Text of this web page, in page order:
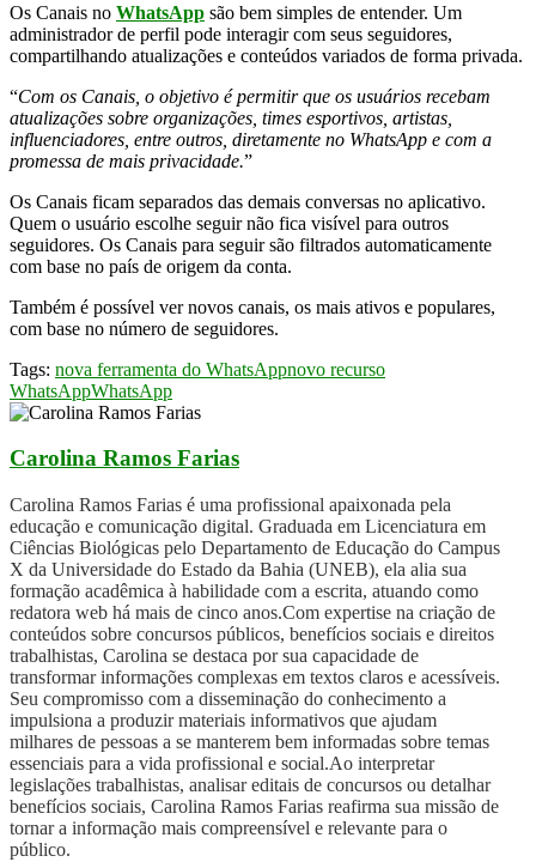
Os Canais no WhatsApp são bem simples de entender. Um
administrador de perfil pode interagir com seus seguidores,
compartilhando atualizações e conteúdos variados de forma privada.
“Com os Canais, o objetivo é permitir que os usuários recebam
atualizações sobre organizações, times esportivos, artistas,
influenciadores, entre outros, diretamente no WhatsApp e com a
promessa de mais privacidade.”
Os Canais ficam separados das demais conversas no aplicativo.
Quem o usuário escolhe seguir não fica visível para outros
seguidores. Os Canais para seguir são filtrados automaticamente
com base no país de origem da conta.
Também é possível ver novos canais, os mais ativos e populares,
com base no número de seguidores.
Tags: nova ferramenta do WhatsAppnovo recurso
WhatsAppWhatsApp
Carolina Ramos Farias
Carolina Ramos Farias é uma profissional apaixonada pela
educação e comunicação digital. Graduada em Licenciatura em
Ciências Biológicas pelo Departamento de Educação do Campus
X da Universidade do Estado da Bahia (UNEB), ela alia sua
formação acadêmica à habilidade com a escrita, atuando como
redatora web há mais de cinco anos.Com expertise na criação de
conteúdos sobre concursos públicos, benefícios sociais e direitos
trabalhistas, Carolina se destaca por sua capacidade de
transformar informações complexas em textos claros e acessíveis.
Seu compromisso com a disseminação do conhecimento a
impulsiona a produzir materiais informativos que ajudam
milhares de pessoas a se manterem bem informadas sobre temas
essenciais para a vida profissional e social.Ao interpretar
legislações trabalhistas, analisar editais de concursos ou detalhar
benefícios sociais, Carolina Ramos Farias reafirma sua missão de
tornar a informação mais compreensível e relevante para o
público.